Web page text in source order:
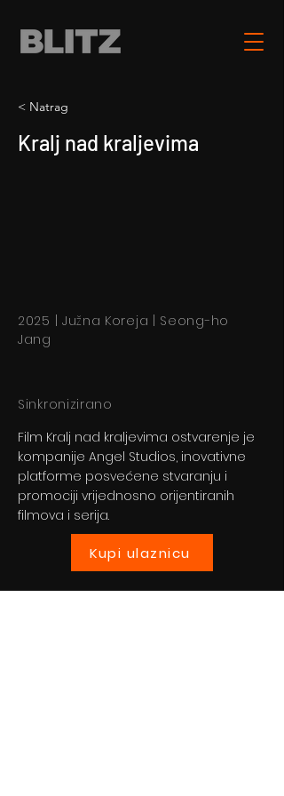
< Natrag
Kralj nad kraljevima
2025 | Južna Koreja | Seong-ho
Jang
Sinkronizirano
Film Kralj nad kraljevima ostvarenje je
kompanije Angel Studios, inovativne
platforme posvećene stvaranju i
promociji vrijednosno orijentiranih
filmova i serija.
Kupi ulaznicu